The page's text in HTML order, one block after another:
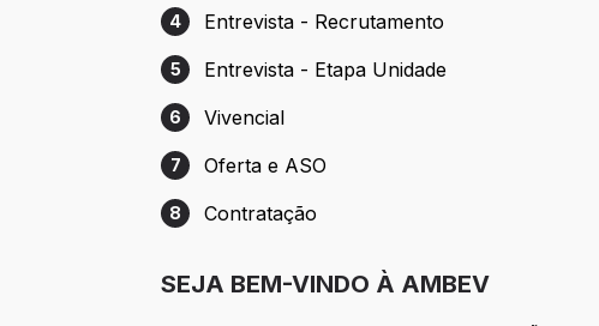
Etapa 4: Entrevista - Recrutamento
4 Entrevista - Recrutamento
Etapa 5: Entrevista - Etapa Unidade
5 Entrevista - Etapa Unidade
Etapa 6: Vivencial
6 Vivencial
Etapa 7: Oferta e ASO
7 Oferta e ASO
Etapa 8: Contratação
8 Contratação
SEJA BEM-VINDO À AMBEV